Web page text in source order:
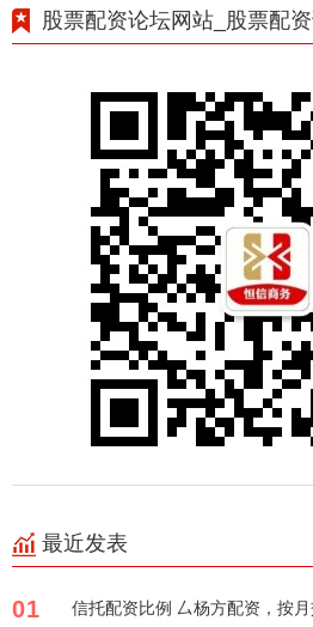
股票配资论坛网站_股票配
最近发表
01 信托配资比例 厶杨方配资，按